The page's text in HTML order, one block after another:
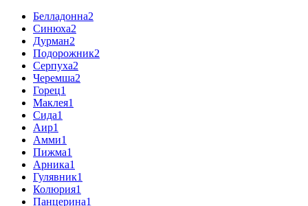
Белладонна2
Синюха2
Дурман2
Подорожник2
Серпуха2
Черемша2
Горец1
Маклея1
Сида1
Аир1
Амми1
Пижма1
Арника1
Гулявник1
Колюрия1
Панцерина1